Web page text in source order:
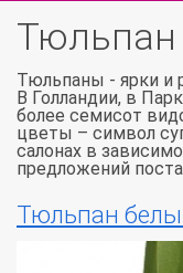
Тюльпан
Тюльпаны - ярки и
В Голландии, в
более семисот
цветы – символ
салонах в
предложений
Тюльпан